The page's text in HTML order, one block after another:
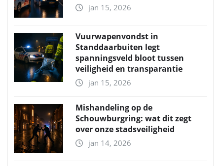
jan 15, 2026
Vuurwapenvondst in
Standdaarbuiten legt
spanningsveld bloot tussen
veiligheid en transparantie
jan 15, 2026
Mishandeling op de
Schouwburgring: wat dit zegt
over onze stadsveiligheid
jan 14, 2026